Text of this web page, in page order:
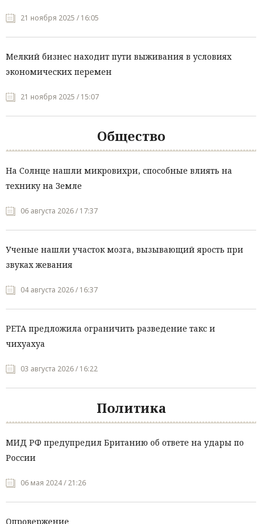
21 ноября 2025 / 16:05
Мелкий бизнес находит пути выживания в условиях
экономических перемен
21 ноября 2025 / 15:07
Общество
На Солнце нашли микровихри, способные влиять на
технику на Земле
06 августа 2026 / 17:37
Ученые нашли участок мозга, вызывающий ярость при
звуках жевания
04 августа 2026 / 16:37
PETA предложила ограничить разведение такс и
чихуахуа
03 августа 2026 / 16:22
Политика
МИД РФ предупредил Британию об ответе на удары по
России
06 мая 2024 / 21:26
Опровержение